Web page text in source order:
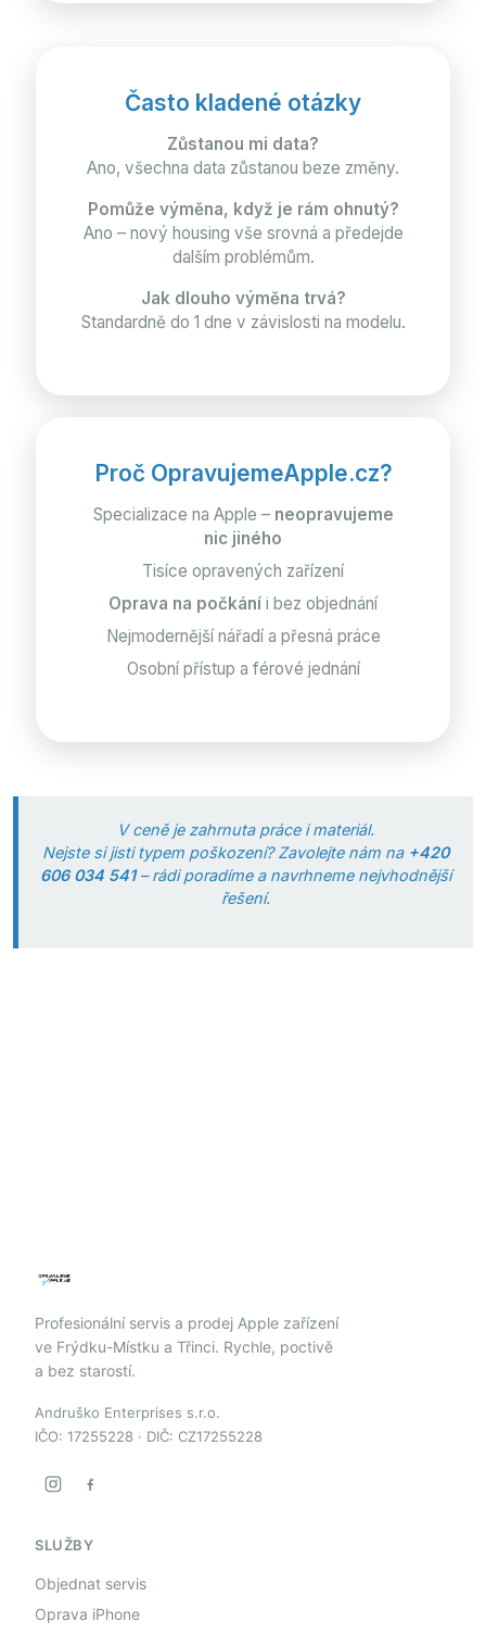
Často kladené otázky
Zůstanou mi data?
Ano, všechna data zůstanou beze změny.
Pomůže výměna, když je rám ohnutý?
Ano – nový housing vše srovná a předejde
dalším problémům.
Jak dlouho výměna trvá?
Standardně do 1 dne v závislosti na modelu.
Proč OpravujemeApple.cz?
Specializace na Apple – neopravujeme
nic jiného
Tisíce opravených zařízení
Oprava na počkání i bez objednání
Nejmodernější nářadí a přesná práce
Osobní přístup a férové jednání
V ceně je zahrnuta práce i materiál.
Nejste si jisti typem poškození? Zavolejte nám na +420
606 034 541– rádi poradíme a navrhneme nejvhodnější
řešení.
Profesionální servis a prodej Apple zařízení
ve Frýdku-Místku a Třinci. Rychle, poctivě
a bez starostí.
Andruško Enterprises s.r.o.
IČO: 17255228 · DIČ: CZ17255228
SLUŽBY
Objednat servis
Oprava iPhone